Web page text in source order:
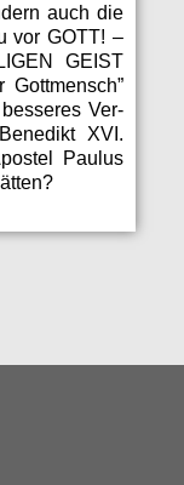
auch die
vor GOTT! –
GEIST
Ver­
XVI.
Paulus